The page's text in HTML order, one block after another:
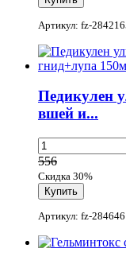
Артикул: fz-
Педикулен
вшей и...
556
Скидка 30%
Артикул: fz-